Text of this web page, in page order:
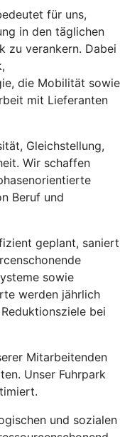
für uns,
in den täglichen
zu verankern. Dabei
die Mobilität sowie
mit Lieferanten
Gleichstellung,
Wir schaffen
Beruf und
geplant, saniert
sowie
werden jährlich
bei
Mitarbeitenden
Unser Fuhrpark
und sozialen